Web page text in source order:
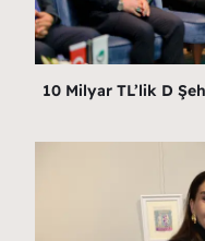
10 Milyar TL’lik D